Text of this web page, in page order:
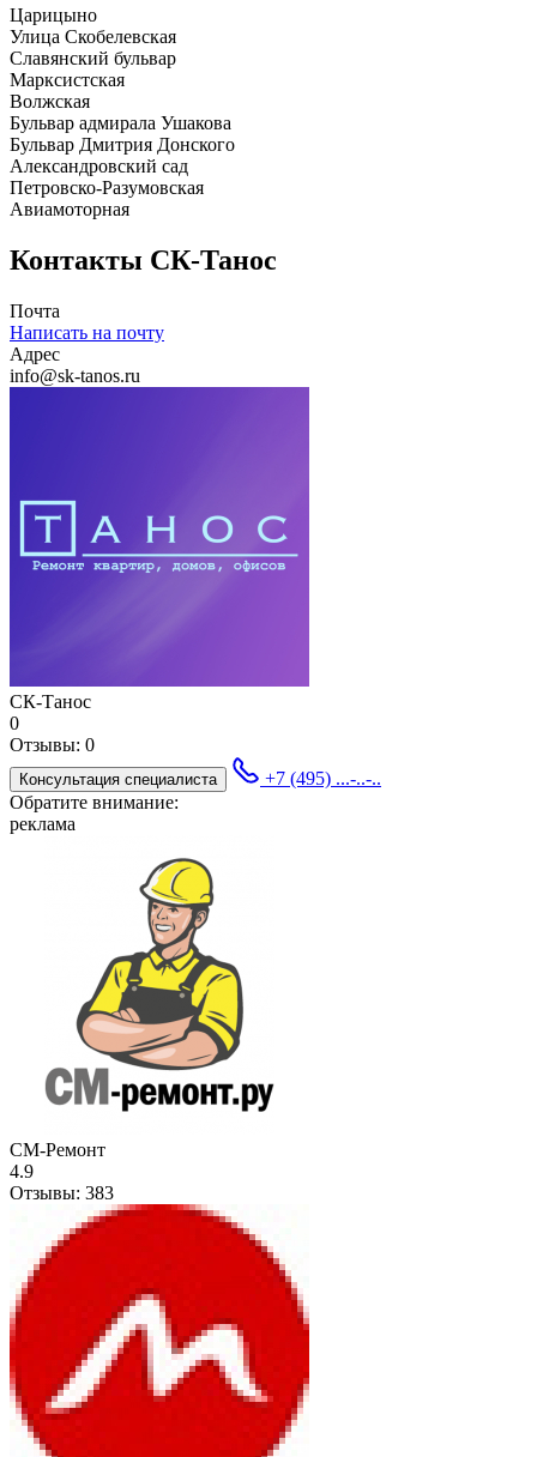
Царицыно
Улица Скобелевская
Славянский бульвар
Марксистская
Волжская
Бульвар адмирала Ушакова
Бульвар Дмитрия Донского
Александровский сад
Петровско-Разумовская
Авиамоторная
Контакты СК-Танос
Почта
Написать на почту
Адрес
info@sk-tanos.ru
СК-Танос
0
Отзывы: 0
Консультация специалиста
+7 (495) ...-..-..
Обратите внимание:
реклама
СМ-Ремонт
4.9
Отзывы: 383